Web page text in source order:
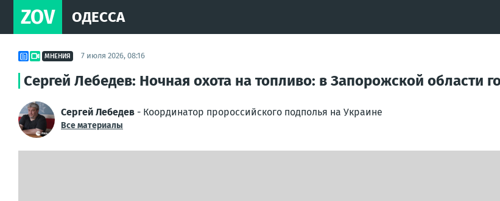
ZOV ОДЕССА
МНЕНИЯ 7 июля 2026, 08:16
Сергей Лебедев: Ночная охота на топливо: в Запорожской области
Сергей Лебедев - Координатор пророссийского подполья на Украине
Все материалы